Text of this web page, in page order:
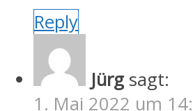
Reply
Jürg sagt:
1. Mai 2022 um